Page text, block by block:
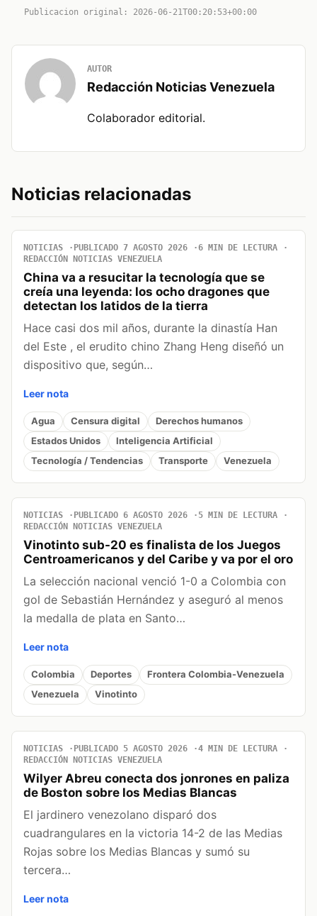
Publicacion original: 2026-06-21T00:20:53+00:00
AUTOR
Redacción Noticias Venezuela
Colaborador editorial.
Noticias relacionadas
NOTICIAS PUBLICADO 7 AGOSTO 2026
6 MIN DE LECTURA
REDACCIÓN NOTICIAS VENEZUELA
China va a resucitar la tecnología que se
creía una leyenda: los ocho dragones que
detectan los latidos de la tierra
Hace casi dos mil años, durante la dinastía Han
del Este , el erudito chino Zhang Heng diseñó un
dispositivo que, según…
Leer nota
Agua Censura digital
Derechos humanos
Estados Unidos
Inteligencia Artificial
Tecnología / Tendencias
Transporte Venezuela
NOTICIAS PUBLICADO 6 AGOSTO 2026
5 MIN DE LECTURA
REDACCIÓN NOTICIAS VENEZUELA
Vinotinto sub-20 es finalista de los Juegos
Centroamericanos y del Caribe y va por el oro
La selección nacional venció 1-0 a Colombia con
gol de Sebastián Hernández y aseguró al menos
la medalla de plata en Santo…
Leer nota
Colombia Deportes
Frontera Colombia-Venezuela
Venezuela
Vinotinto
NOTICIAS PUBLICADO 5 AGOSTO 2026
4 MIN DE LECTURA
REDACCIÓN NOTICIAS VENEZUELA
Wilyer Abreu conecta dos jonrones en paliza
de Boston sobre los Medias Blancas
El jardinero venezolano disparó dos
cuadrangulares en la victoria 14-2 de las Medias
Rojas sobre los Medias Blancas y sumó su
tercera…
Leer nota